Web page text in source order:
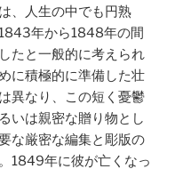
、人生の中でも円熟
年から1848年の間
たと一般的に考えられ
に積極的に準備した壮
異なり、この短く憂鬱
いは親密な贈り物とし
な厳密な編集と彫版の
1849年に彼が亡くなっ